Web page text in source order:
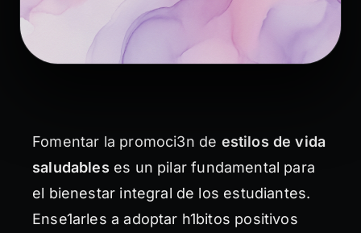
Fomentar la promoci3n de estilos de vida
saludables es un pilar fundamental para
el bienestar integral de los estudiantes.
Ense1arles a adoptar h1bitos positivos